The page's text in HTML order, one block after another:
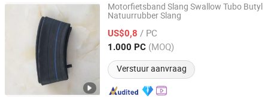
Motorfietsband Slang Swallow Tubo Butyl
Natuurrubber Slang
US$0,8 / PC
1.000 PC (MOQ)
Verstuur aanvraag
Qingdao Xinhaoshun Special Vehicle Co., Ltd
Shandong, China Sinds 2022